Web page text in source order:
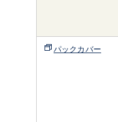
パックカバー